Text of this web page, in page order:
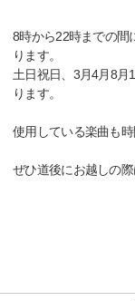
8時から22時までの間
ります。
土日祝日、3月4月8月
ります。
使用している楽曲も
ぜひ道後にお越しの